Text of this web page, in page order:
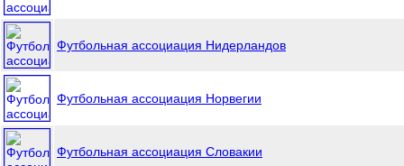
Футбольная ассоциация Нидерландов
Футбольная ассоциация Норвегии
Футбольная ассоциация Словакии